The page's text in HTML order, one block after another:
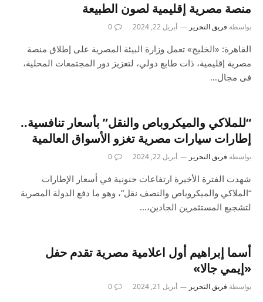
منصة مصرية إقليمية لصون الطبيعة
بواسطة فريق التحرير أبريل 22, 2024 0
القاهرة: «الخليج» تعمل وزارة البيئة المصرية على إطلاق منصة
مصرية إقليمية، ذات طابع دولي، لتعزيز دور المجتمعات المحلية،
فى مجال…
“للملاكي والميكروباص والنقل” بأسعار تنافسية..
إطارات سيارات مصرية تغزو الأسواق العالمية
بواسطة فريق التحرير أبريل 22, 2024 0
شهدت الفترة الأخيرة ارتفاعات جنونية في أسعار الإطارات
“الملاكي والميكروباص والنصف نقل”، وهو ما دفع الدولة المصرية
لتشجيع المستثمرين الجادين،…
أسما إبراهيم أول اعلامية مصرية تقدم حفل
«إيمي جالا»
بواسطة فريق التحرير أبريل 21, 2024 0